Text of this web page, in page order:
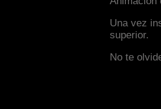
Una vez
superior.
No te